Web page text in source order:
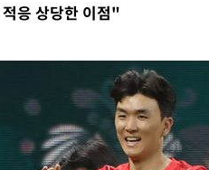
응 상당한 이점"